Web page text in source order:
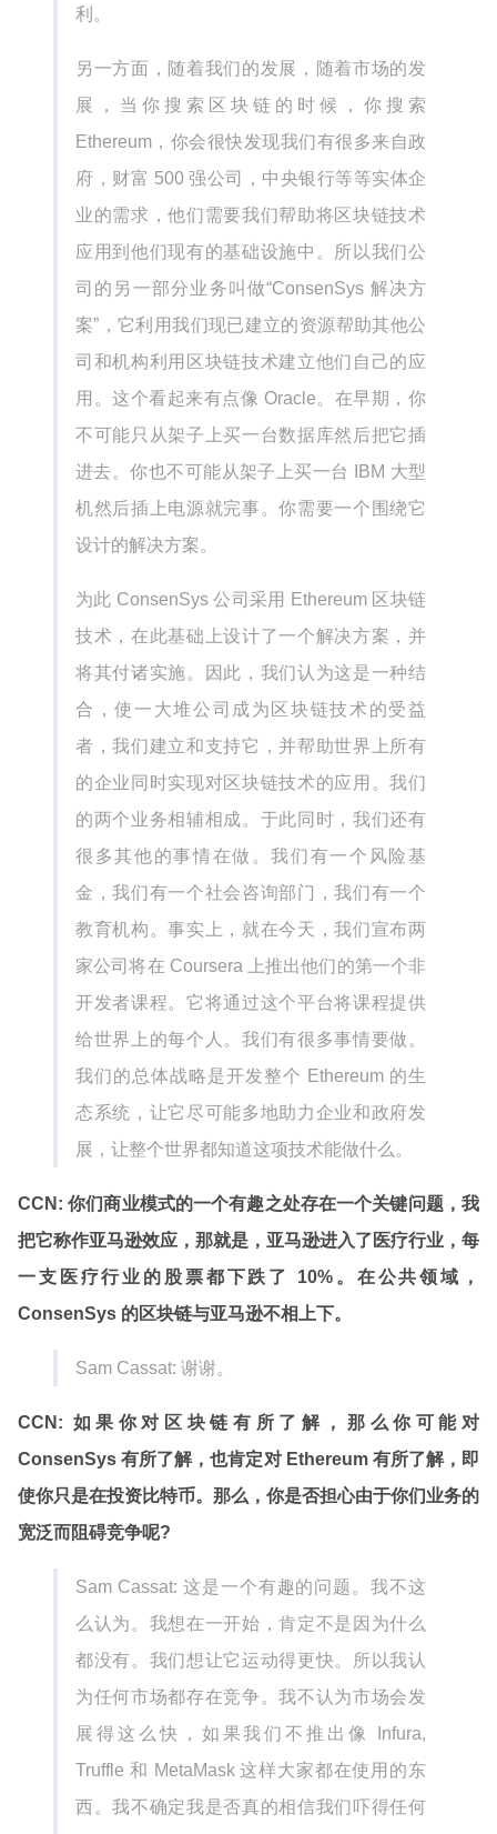
利。
另一方面，随着我们的发展，随着市场的发
展，当你搜索区块链的时候，你搜索
Ethereum，你会很快发现我们有很多来自政
府，财富 500 强公司，中央银行等等实体企
业的需求，他们需要我们帮助将区块链技术
应用到他们现有的基础设施中。所以我们公
司的另一部分业务叫做“ConsenSys 解决方
案”，它利用我们现已建立的资源帮助其他公
司和机构利用区块链技术建立他们自己的应
用。这个看起来有点像 Oracle。在早期，你
不可能只从架子上买一台数据库然后把它插
进去。你也不可能从架子上买一台 IBM 大型
机然后插上电源就完事。你需要一个围绕它
设计的解决方案。
为此 ConsenSys 公司采用 Ethereum 区块链
技术，在此基础上设计了一个解决方案，并
将其付诸实施。因此，我们认为这是一种结
合，使一大堆公司成为区块链技术的受益
者，我们建立和支持它，并帮助世界上所有
的企业同时实现对区块链技术的应用。我们
的两个业务相辅相成。于此同时，我们还有
很多其他的事情在做。我们有一个风险基
金，我们有一个社会咨询部门，我们有一个
教育机构。事实上，就在今天，我们宣布两
家公司将在 Coursera 上推出他们的第一个非
开发者课程。它将通过这个平台将课程提供
给世界上的每个人。我们有很多事情要做。
我们的总体战略是开发整个 Ethereum 的生
态系统，让它尽可能多地助力企业和政府发
展，让整个世界都知道这项技术能做什么。
CCN: 你们商业模式的一个有趣之处存在一个关键问题，我
把它称作亚马逊效应，那就是，亚马逊进入了医疗行业，每
一支医疗行业的股票都下跌了 10%。在公共领域，
ConsenSys 的区块链与亚马逊不相上下。
Sam Cassat: 谢谢。
CCN: 如果你对区块链有所了解，那么你可能对
ConsenSys 有所了解，也肯定对 Ethereum 有所了解，即
使你只是在投资比特币。那么，你是否担心由于你们业务的
宽泛而阻碍竞争呢?
Sam Cassat: 这是一个有趣的问题。我不这
么认为。我想在一开始，肯定不是因为什么
都没有。我们想让它运动得更快。所以我认
为任何市场都存在竞争。我不认为市场会发
展得这么快，如果我们不推出像 Infura,
Truffle 和 MetaMask 这样大家都在使用的东
西。我不确定我是否真的相信我们吓得任何